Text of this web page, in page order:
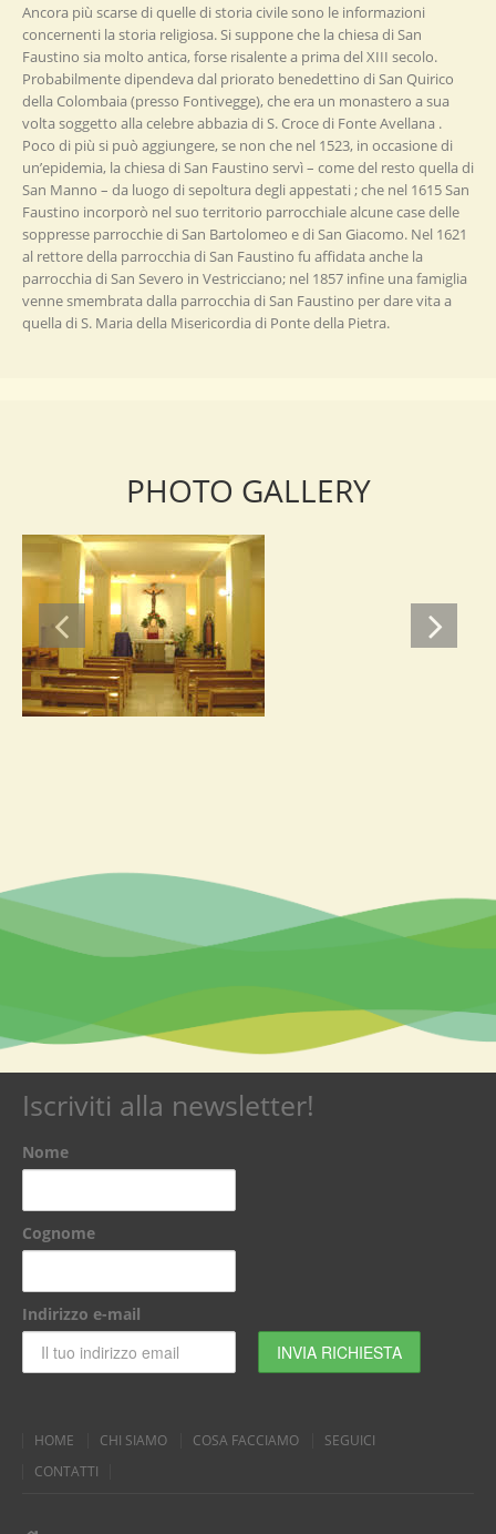
Ancora più scarse di quelle di storia civile sono le informazioni
concernenti la storia religiosa. Si suppone che la chiesa di San
Faustino sia molto antica, forse risalente a prima del XIII secolo.
Probabilmente dipendeva dal priorato benedettino di San Quirico
della Colombaia (presso Fontivegge), che era un monastero a sua
volta soggetto alla celebre abbazia di S. Croce di Fonte Avellana .
Poco di più si può aggiungere, se non che nel 1523, in occasione di
un’epidemia, la chiesa di San Faustino servì – come del resto quella di
San Manno – da luogo di sepoltura degli appestati ; che nel 1615 San
Faustino incorporò nel suo territorio parrocchiale alcune case delle
soppresse parrocchie di San Bartolomeo e di San Giacomo. Nel 1621
al rettore della parrocchia di San Faustino fu affidata anche la
parrocchia di San Severo in Vestricciano; nel 1857 infine una famiglia
venne smembrata dalla parrocchia di San Faustino per dare vita a
quella di S. Maria della Misericordia di Ponte della Pietra.
PHOTO GALLERY
Iscriviti alla newsletter!
Nome
Cognome
Indirizzo e-mail
HOME CHI SIAMO COSA FACCIAMO
SEGUICI
CONTATTI